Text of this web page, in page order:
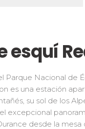
Niños
Para
esquí
Parque Nacional de
es una estación
su sol de los
excepcional
desde la